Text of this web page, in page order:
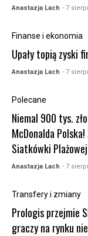
Anastazja Lach - 7
Finanse i ekonomia
Upały topią zyski
Anastazja Lach - 7
Polecane
Niemal 900 tys.
McDonalda
Siatkówki
Anastazja Lach - 7
Transfery i zmiany
Prologis przejmie
graczy na rynku